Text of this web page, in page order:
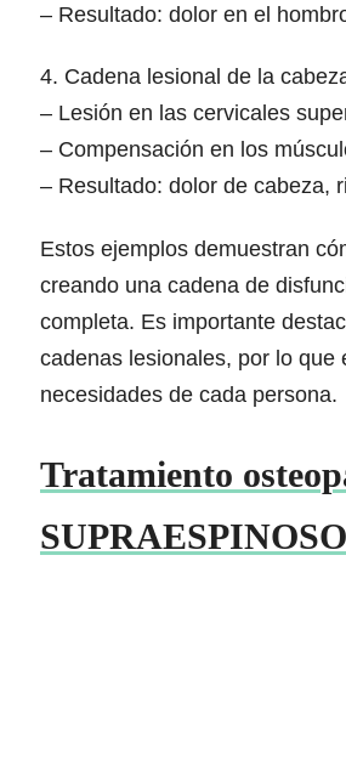
– Resultado: dolor en el
4. Cadena lesional de la
– Lesión en las cervicales
– Compensación en los
– Resultado: dolor de cabeza,
Estos ejemplos demuestran
creando una cadena de
completa. Es importante
cadenas lesionales, por lo
necesidades de cada persona.
Tratamiento
SUPRAESPINOSO